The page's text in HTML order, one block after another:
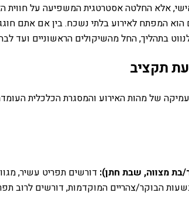
אלא החלטה אסטרטגית המשפיעה על חווית
הוא המפתח לאירוע בלתי נשכח. בין אם אתם
בתהליך, החל מהשיקולים הראשוניים ועד
של מהות האירוע והמסגרת הכלכלית
בת מצווה, שבת חתן): דורשים תפריט עשיר,
הבוקר/צהריים המוקדמות, דורשים לרוב